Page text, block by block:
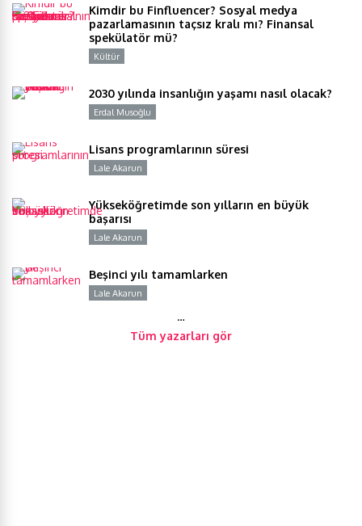
Kimdir bu Finfluencer? Sosyal medya
pazarlamasının taçsız kralı mı? Finansal
spekülatör mü?
Kültür
2030 yılında insanlığın yaşamı nasıl olacak?
Erdal Musoğlu
Lisans programlarının süresi
Lale Akarun
Yükseköğretimde son yılların en büyük
başarısı
Lale Akarun
Beşinci yılı tamamlarken
Lale Akarun
…
Tüm yazarları gör